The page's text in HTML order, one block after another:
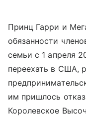
Принц Гарри и
обязанности
семьи с 1 апреля
переехать в США,
им пришлось
Королевское